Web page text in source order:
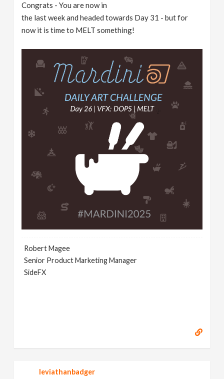
Congrats - You are now in
the last week and headed towards Day 31 - but for
now it is time to MELT something!
Robert Magee
Senior Product Marketing Manager
SideFX
leviathanbadger